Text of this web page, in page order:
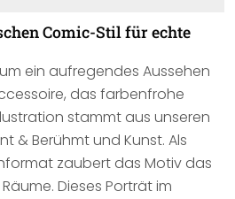
Comic-Stil für echte
ein aufregendes Aussehen
das farbenfrohe
stammt aus unseren
& Berühmt und Kunst. Als
zaubert das Motiv das
Dieses Porträt im